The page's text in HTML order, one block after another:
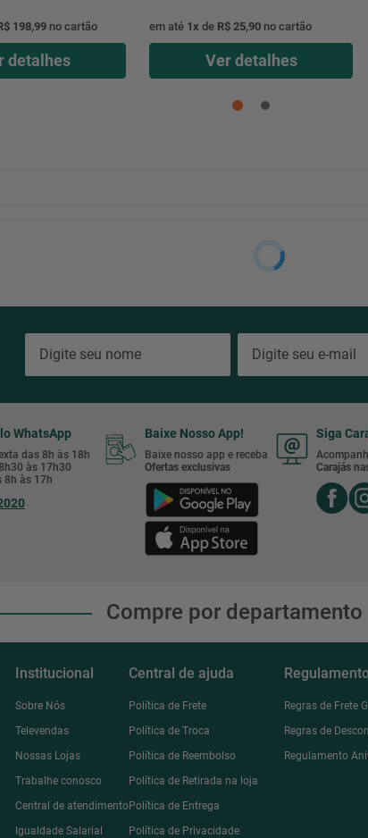
198,99 no cartão
detalhes
em até 1x de R$ 25,90 no cartão
Ver detalhes
WhatsApp
das 8h às 18h
às 17h30
8h às 17h
Baixe Nosso App!
Baixe nosso app e receba
Ofertas exclusivas
Siga
Carajás
Compre por departamento
Institucional
Sobre Nós
Televendas
Nossas Lojas
Trabalhe conosco
Central de atendimento
Igualdade Salarial
Central de ajuda
Política de Frete
Política de Troca
Política de Reembolso
Política de Retirada na loja
Política de Entrega
Política de Privacidade
Regras de Frete
Regras de
Regulamento